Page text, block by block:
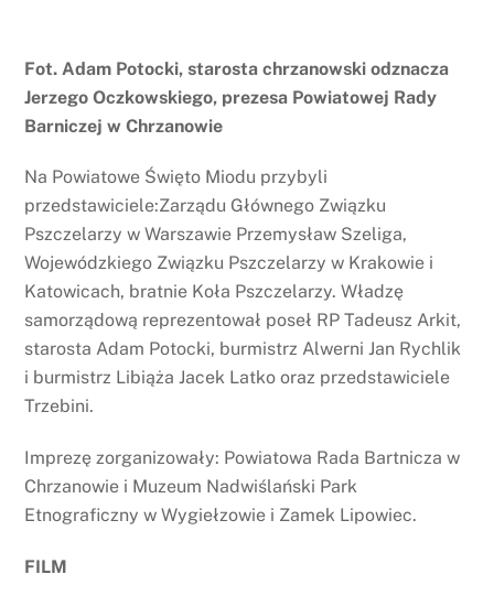
Fot. Adam Potocki, starosta chrzanowski odznacza
Jerzego Oczkowskiego, prezesa Powiatowej Rady
Barniczej w Chrzanowie
Na Powiatowe Święto Miodu przybyli
przedstawiciele:Zarządu Głównego Związku
Pszczelarzy w Warszawie Przemysław Szeliga,
Wojewódzkiego Związku Pszczelarzy w Krakowie i
Katowicach, bratnie Koła Pszczelarzy. Władzę
samorządową reprezentował poseł RP Tadeusz Arkit,
starosta Adam Potocki, burmistrz Alwerni Jan Rychlik
i burmistrz Libiąża Jacek Latko oraz przedstawiciele
Trzebini.
Imprezę zorganizowały: Powiatowa Rada Bartnicza w
Chrzanowie i Muzeum Nadwiślański Park
Etnograficzny w Wygiełzowie i Zamek Lipowiec.
FILM